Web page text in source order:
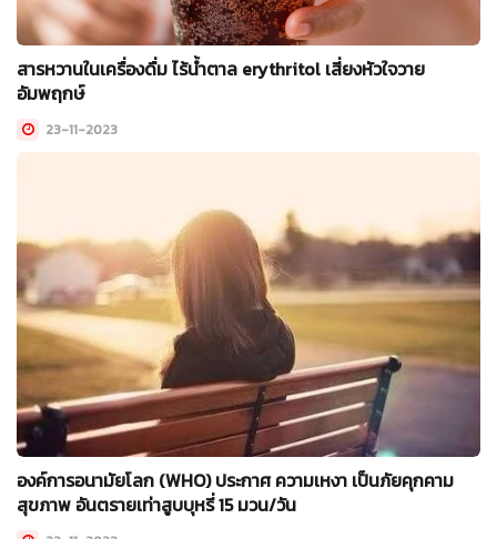
สารหวานในเครื่องดื่ม ไร้น้ำตาล erythritol เสี่ยงหัวใจวาย
อัมพฤกษ์
23-11-2023
องค์การอนามัยโลก (WHO) ประกาศ ความเหงา เป็นภัยคุกคาม
สุขภาพ อันตรายเท่าสูบบุหรี่ 15 มวน/วัน